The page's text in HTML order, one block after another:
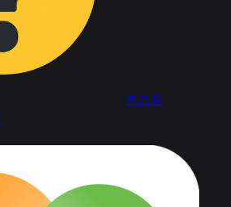
퀴즈문